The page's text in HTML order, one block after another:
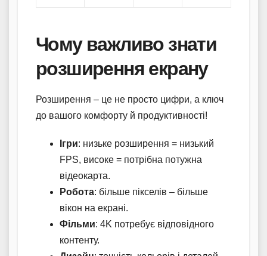
Чому важливо знати
розширення екрану
Розширення – це не просто цифри, а ключ
до вашого комфорту й продуктивності!
Ігри: низьке розширення = низький
FPS, високе = потрібна потужна
відеокарта.
Робота: більше пікселів – більше
вікон на екрані.
Фільми: 4K потребує відповідного
контенту.